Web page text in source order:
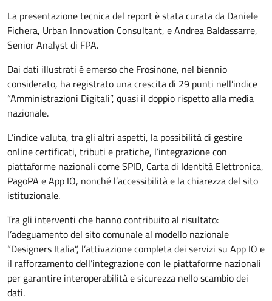
La presentazione tecnica del report è stata curata da Daniele
Fichera, Urban Innovation Consultant, e Andrea Baldassarre,
Senior Analyst di FPA.
Dai dati illustrati è emerso che Frosinone, nel biennio
considerato, ha registrato una crescita di 29 punti nell’indice
“Amministrazioni Digitali”, quasi il doppio rispetto alla media
nazionale.
L’indice valuta, tra gli altri aspetti, la possibilità di gestire
online certificati, tributi e pratiche, l’integrazione con
piattaforme nazionali come SPID, Carta di Identità Elettronica,
PagoPA e App IO, nonché l’accessibilità e la chiarezza del sito
istituzionale.
Tra gli interventi che hanno contribuito al risultato:
l’adeguamento del sito comunale al modello nazionale
“Designers Italia”, l’attivazione completa dei servizi su App IO e
il rafforzamento dell’integrazione con le piattaforme nazionali
per garantire interoperabilità e sicurezza nello scambio dei
dati.